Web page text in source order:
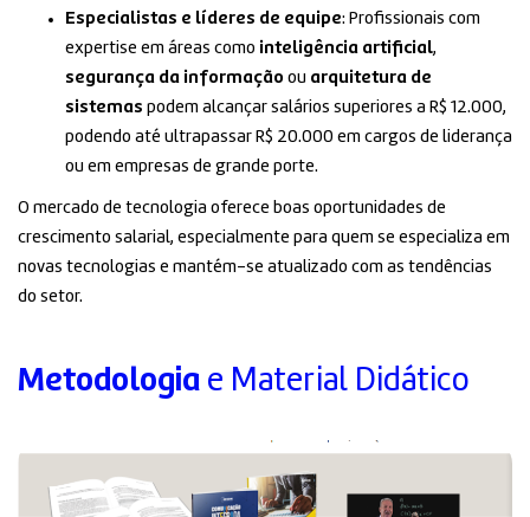
Especialistas e líderes de equipe: Profissionais com
expertise em áreas como inteligência artificial,
segurança da informação ou arquitetura de
sistemas podem alcançar salários superiores a R$ 12.000,
podendo até ultrapassar R$ 20.000 em cargos de liderança
ou em empresas de grande porte.
O mercado de tecnologia oferece boas oportunidades de
crescimento salarial, especialmente para quem se especializa em
novas tecnologias e mantém-se atualizado com as tendências
do setor.
Metodologia e Material Didático